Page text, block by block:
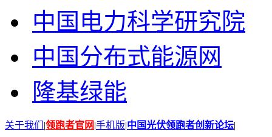
中国电力科学研究院
中国分布式能源网
隆基绿能
关于我们 |领跑者官网|手机版|中国光伏领跑者创新论坛|